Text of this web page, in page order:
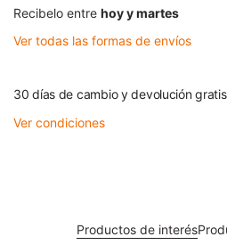
Recibelo entre hoy y martes
Ver todas las formas de envíos
30 días de cambio y devolución gratis
Ver condiciones
Productos de interés